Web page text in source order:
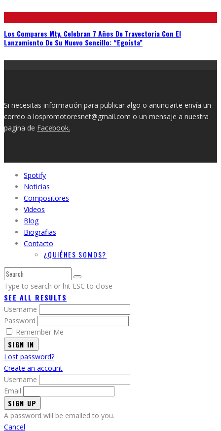
Los Compares Mty. Celebran 7 Años De Trayectoria Con El
Lanzamiento De Su Nuevo Sencillo: “Egoísta”
Si necesitas información para publicar algo o anunciarte envía un
correo a lospromotoresnet@gmail.com o un mensaje a nuestra
pagina de Facebook.
Spotify
Noticias
Compositores
Videos
Blog
Biografias
Contacto
¿QUIÉNES SOMOS?
Type to search or hit ESC to close
SEE ALL RESULTS
Username
Password
Remember Me
SIGN IN
Lost password?
Create an account
Username
Email
A password will be emailed to you.
Cancel